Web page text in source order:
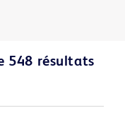
548 résultats